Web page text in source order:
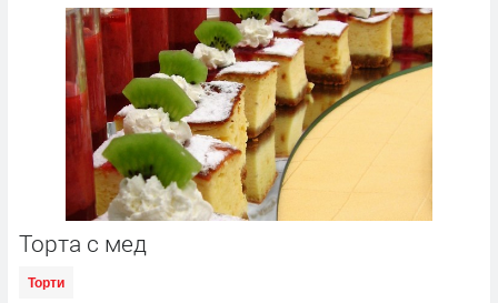
Торта с мед
Торти